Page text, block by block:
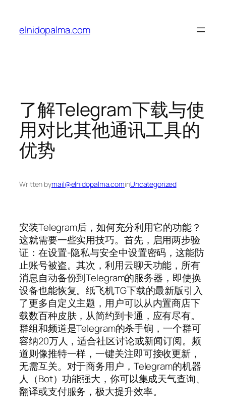
content
elnidopalma.com
了解Telegram下载与使
用对比其他通讯工具的
优势
Written bymail@elnidopalma.cominUncategorized
安装Telegram后，如何充分利用它的功能？
这就需要一些实用技巧。首先，启用两步验
证：在设置-隐私与安全中设置密码，这能防
止账号被盗。其次，利用云聊天功能，所有
消息自动备份到Telegram的服务器，即使换
设备也能恢复。纸飞机TG下载的最新版引入
了更多自定义主题，用户可以从内置商店下
载数百种皮肤，从简约到卡通，应有尽有。
群组和频道是Telegram的杀手锏，一个群可
容纳20万人，适合社区讨论或新闻订阅。频
道则像推特一样，一键关注即可接收更新，
无需互关。对于商务用户，Telegram的机器
人（Bot）功能强大，你可以集成天气查询、
翻译或支付服务，极大提升效率。